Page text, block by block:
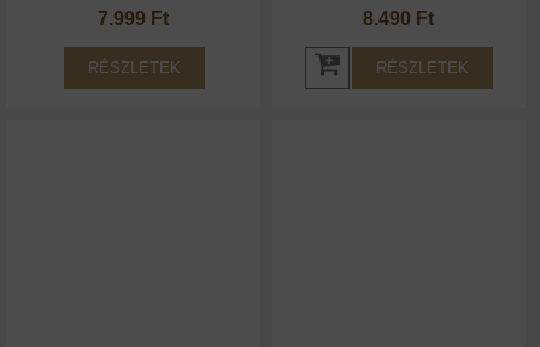
7.999 Ft
RÉSZLETEK
8.490 Ft
RÉSZLETEK